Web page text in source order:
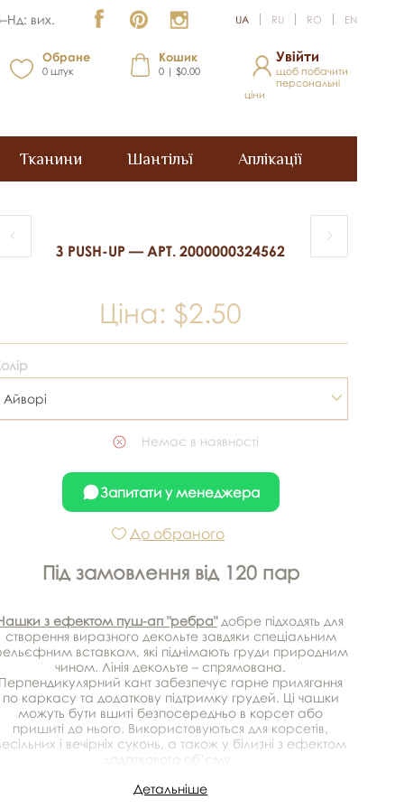
вих. UA RU RO EN
Обране
0 штук
Кошик
0 | $0.00
Увійти
щоб побачити
персональні
ціни
Тканини Шантільї Аплікації
З PUSH-UP — АРТ. 2000000324562
Ціна: $2.50
Айворі
Немає в наявності
Запитати у менеджера
До обраного
Під замовлення від 120 пар
з ефектом пуш-ап "ребра" добре підходять для
створення виразного декольте завдяки спеціальним
вставкам, які піднімають груди природним
чином. Лінія декольте – спрямована.
Перпендикулярний кант забезпечує гарне прилягання
по каркасу та додаткову підтримку грудей. Ці чашки
можуть бути вшиті безпосередньо в корсет або
пришиті до нього. Використовуються для корсетів,
і вечірніх суконь, а також у білизні з ефектом
додаткового об’єму.
Детальніше